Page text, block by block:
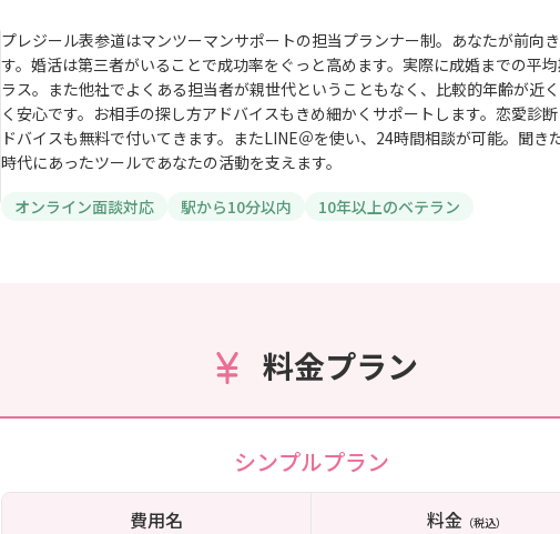
プレジール表参道はマンツーマンサポートの担当プランナー制。あなたが前向
す。婚活は第三者がいることで成功率をぐっと高めます。実際に成婚までの平
ラス。また他社でよくある担当者が親世代ということもなく、比較的年齢が近
く安心です。お相手の探し方アドバイスもきめ細かくサポートします。恋愛診
ドバイスも無料で付いてきます。またLINE＠を使い、24時間相談が可能。聞き
時代にあったツールであなたの活動を支えます。
オンライン面談対応
駅から10分以内 10年以上のベテラン
料金プラン
シンプルプラン
費用名 料金（税込）